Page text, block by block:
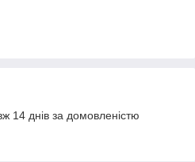
14 днів за домовленістю